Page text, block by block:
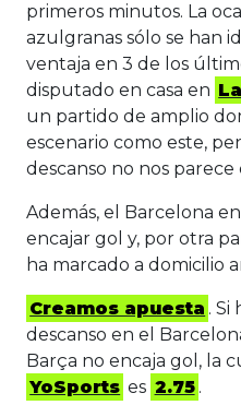
primeros minutos. La
azulgranas sólo se han
ventaja en 3 de los
disputado en casa en
un partido de amplio
escenario como este,
descanso no nos parece
Además, el Barcelona
encajar gol y, por otra
ha marcado a domicilio
Creamos apuesta . Si
descanso en el
Barça no encaja gol, la
YoSports es 2.75 .